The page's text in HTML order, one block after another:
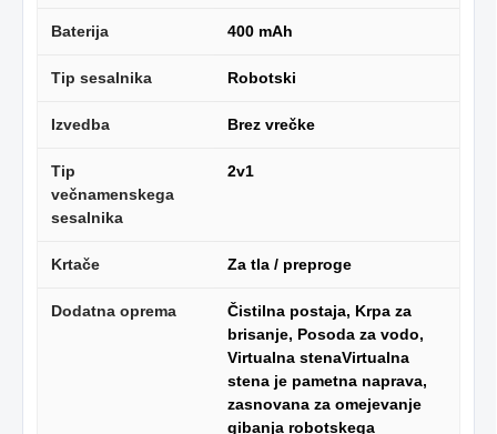
Baterija 400 mAh
Tip sesalnika Robotski
Izvedba Brez vrečke
Tip
večnamenskega
sesalnika
2v1
Krtače Za tla / preproge
Dodatna oprema
Čistilna postaja, Krpa za
brisanje, Posoda za vodo,
Virtualna stenaVirtualna
stena je pametna naprava,
zasnovana za omejevanje
gibanja robotskega